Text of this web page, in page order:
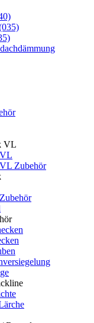
VL
Zubehör